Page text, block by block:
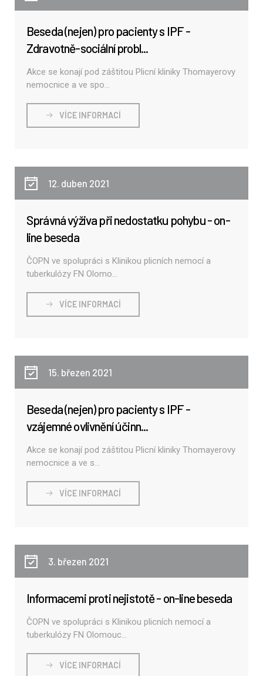
Beseda (nejen) pro pacienty s IPF -
Zdravotně-sociální probl...
Akce se konají pod záštitou Plicní kliniky Thomayerovy
nemocnice a ve spo...
VÍCE INFORMACÍ
12. duben 2021
Správná výživa při nedostatku pohybu - on-
line beseda
ČOPN ve spolupráci s Klinikou plicních nemocí a
tuberkulózy FN Olomo...
VÍCE INFORMACÍ
15. březen 2021
Beseda (nejen) pro pacienty s IPF -
vzájemné ovlivnění účinn...
Akce se konají pod záštitou Plicní kliniky Thomayerovy
nemocnice a ve s...
VÍCE INFORMACÍ
3. březen 2021
Informacemi proti nejistotě - on-line beseda
ČOPN ve spolupráci s Klinikou plicních nemocí a
tuberkulózy FN Olomouc...
VÍCE INFORMACÍ